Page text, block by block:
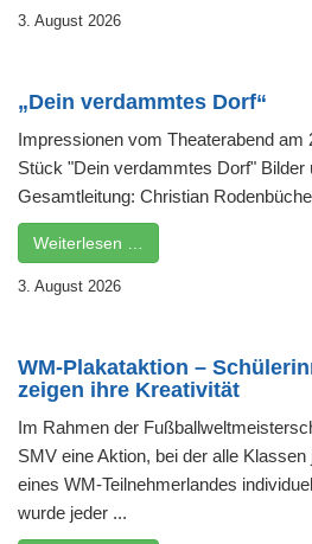
3. August 2026
„Dein verdammtes Dorf“
Impressionen vom Theaterabend am
Stück "Dein verdammtes Dorf" Bilder
Gesamtleitung: Christian
Weiterlesen …
3. August 2026
WM-Plakataktion –
zeigen ihre Kreativität
Im Rahmen der
SMV eine Aktion, bei der alle
eines WM-Teilnehmerlandes
wurde jeder ...